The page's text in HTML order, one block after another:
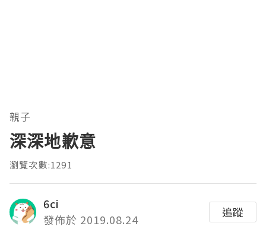
親子
深深地歉意
瀏覽次數:1291
6ci
發佈於 2019.08.24
追蹤